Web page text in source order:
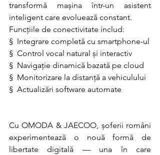
transformă mașina într-un asistent
inteligent care evoluează constant.
Funcțiile de conectivitate includ:
§  Integrare completă cu smartphone-ul
§  Control vocal natural și interactiv
§  Navigație dinamică bazată pe cloud
§  Monitorizare la distanță a vehiculului
§  Actualizări software automate
Cu OMODA & JAECOO, șoferii români
experimentează o nouă formă de
libertate digitală — una în care